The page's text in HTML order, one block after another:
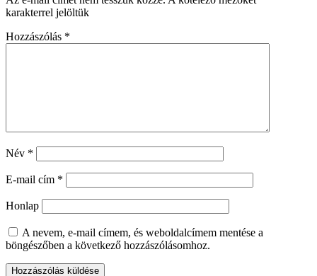
karakterrel jelöltük
Hozzászólás *
Név *
E-mail cím *
Honlap
A nevem, e-mail címem, és weboldalcímem mentése a
böngészőben a következő hozzászólásomhoz.